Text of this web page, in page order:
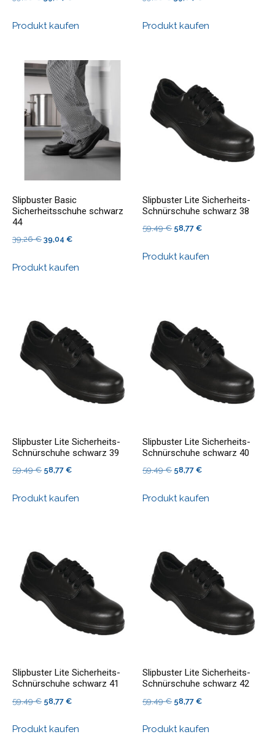
war:
ist:
Produkt kaufen
war:
ist:
Produkt kaufen
Slipbuster Basic
Sicherheitsschuhe schwarz
44
39,26€ Ursprünglicher
war:
39,04 €Aktueller
ist:
Produkt kaufen
Slipbuster Lite Sicherheits-
Schnürschuhe schwarz 38
59,49€ Ursprünglicher
war:
58,77€Aktueller
ist:
Produkt kaufen
Slipbuster Lite Sicherheits-
Schnürschuhe schwarz 39
59,49€ Ursprünglicher
war:
58,77 €Aktueller
ist:
Produkt kaufen
Slipbuster Lite Sicherheits-
Schnürschuhe schwarz 40
59,49€ Ursprünglicher
war:
58,77€Aktueller
ist:
Produkt kaufen
Slipbuster Lite Sicherheits-
Schnürschuhe schwarz 41
59,49€ Ursprünglicher
war:
58,77 €Aktueller
ist:
Produkt kaufen
Slipbuster Lite Sicherheits-
Schnürschuhe schwarz 42
59,49€ Ursprünglicher
war:
58,77€Aktueller
ist:
Produkt kaufen